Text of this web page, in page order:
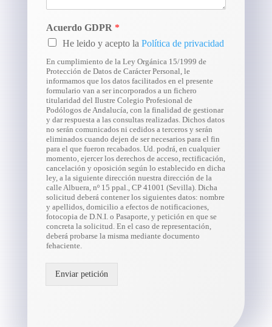
Acuerdo GDPR *
He leido y acepto la Política de privacidad
En cumplimiento de la Ley Orgánica 15/1999 de
Protección de Datos de Carácter Personal, le
informamos que los datos facilitados en el presente
formulario van a ser incorporados a un fichero
titularidad del Ilustre Colegio Profesional de
Podólogos de Andalucía, con la finalidad de gestionar
y dar respuesta a las consultas realizadas. Dichos datos
no serán comunicados ni cedidos a terceros y serán
eliminados cuando dejen de ser necesarios para el fin
para el que fueron recabados. Ud. podrá, en cualquier
momento, ejercer los derechos de acceso, rectificación,
cancelación y oposición según lo establecido en dicha
ley, a la siguiente dirección nuestra dirección de la
calle Albuera, nº 15 ppal., CP 41001 (Sevilla). Dicha
solicitud deberá contener los siguientes datos: nombre
y apellidos, domicilio a efectos de notificaciones,
fotocopia de D.N.I. o Pasaporte, y petición en que se
concreta la solicitud. En el caso de representación,
deberá probarse la misma mediante documento
fehaciente.
Enviar petición